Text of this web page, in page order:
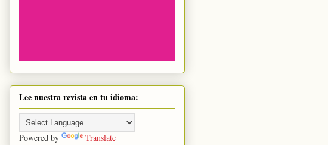
Lee nuestra revista en tu idioma:
Powered by Translate